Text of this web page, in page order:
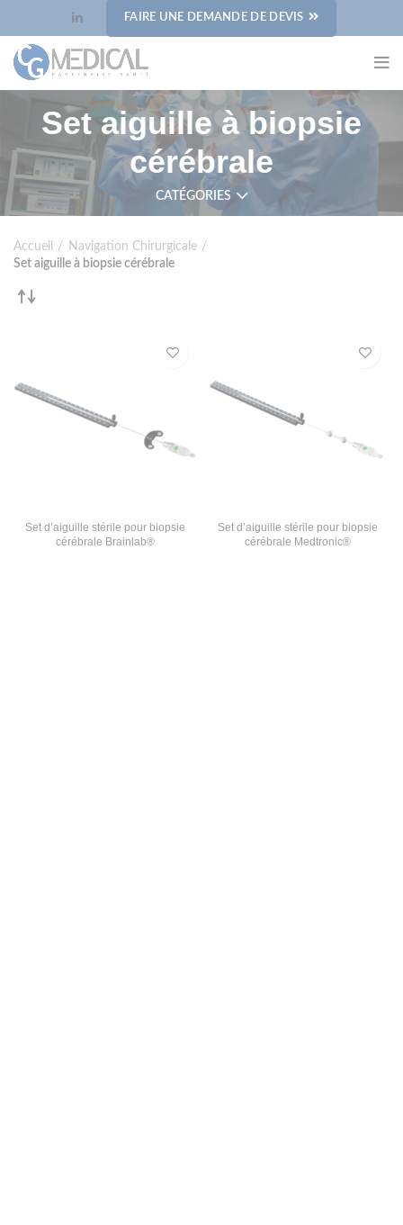
FAIRE UNE DEMANDE DE DEVIS
Set aiguille à biopsie
cérébrale
CATÉGORIES
Accueil
Navigation Chirurgicale
Set aiguille à biopsie cérébrale
Set d’aiguille stérile pour biopsie
cérébrale Brainlab®
Set d’aiguille stérile pour biopsie
cérébrale Medtronic®
Panneau de gestion des cookies